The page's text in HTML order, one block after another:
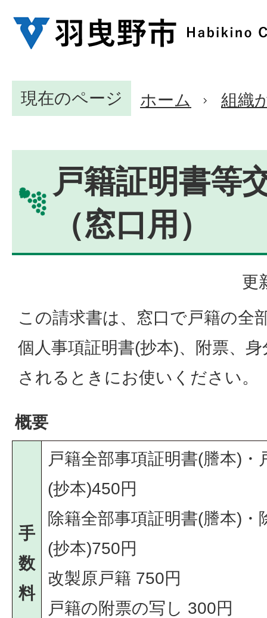
現在のページ ホーム 組織
戸籍証明書等
（窓口用）
更
この請求書は、窓口で戸籍の全
個人事項証明書(抄本)、附票、
されるときにお使いください。
概要
手
数
料
戸籍全部事項証明書(謄本)・
(抄本)450円
除籍全部事項証明書(謄本)・
(抄本)750円
改製原戸籍 750円
戸籍の附票の写し 300円